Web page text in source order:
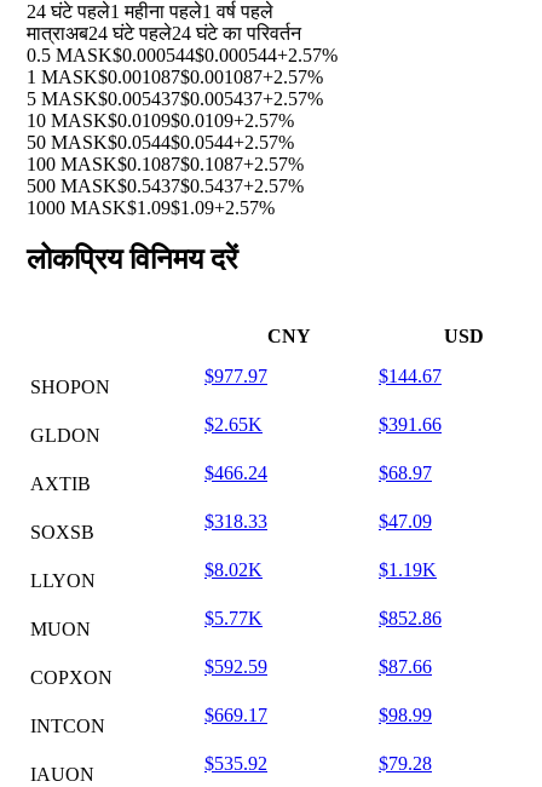
24 घंटे पहले1 महीना पहले1 वर्ष पहले
मात्राअब24 घंटे पहले24 घंटे का परिवर्तन
0.5 MASK$0.000544$0.000544+2.57%
1 MASK$0.001087$0.001087+2.57%
5 MASK$0.005437$0.005437+2.57%
10 MASK$0.0109$0.0109+2.57%
50 MASK$0.0544$0.0544+2.57%
100 MASK$0.1087$0.1087+2.57%
500 MASK$0.5437$0.5437+2.57%
1000 MASK$1.09$1.09+2.57%
लोकप्रिय विनिमय दरें
CNY USD
SHOPON
$977.97 $144.67
GLDON
$2.65K $391.66
AXTIB
$466.24 $68.97
SOXSB
$318.33 $47.09
LLYON
$8.02K $1.19K
MUON
$5.77K $852.86
COPXON
$592.59 $87.66
INTCON
$669.17 $98.99
IAUON
$535.92 $79.28